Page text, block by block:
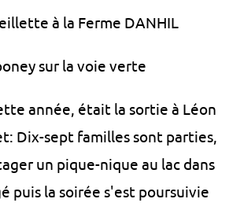
à la Ferme DANHIL
sur la voie verte
année, était la sortie à Léon
Dix-sept familles sont parties,
un pique-nique au lac dans
puis la soirée s'est poursuivie